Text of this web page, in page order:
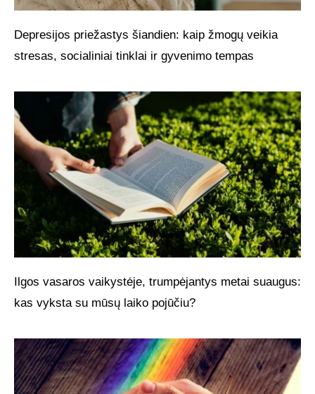
Depresijos priežastys šiandien: kaip žmogų veikia
stresas, socialiniai tinklai ir gyvenimo tempas
Ilgos vasaros vaikystėje, trumpėjantys metai suaugus:
kas vyksta su mūsų laiko pojūčiu?